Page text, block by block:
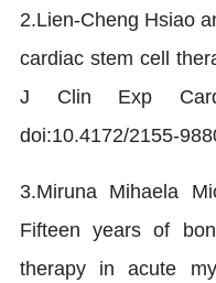
2.Lien-Cheng Hsiao
cardiac stem cell
J Clin Exp
doi:10.4172/2155-
3.Miruna Mihaela
Fifteen years of
therapy in acute